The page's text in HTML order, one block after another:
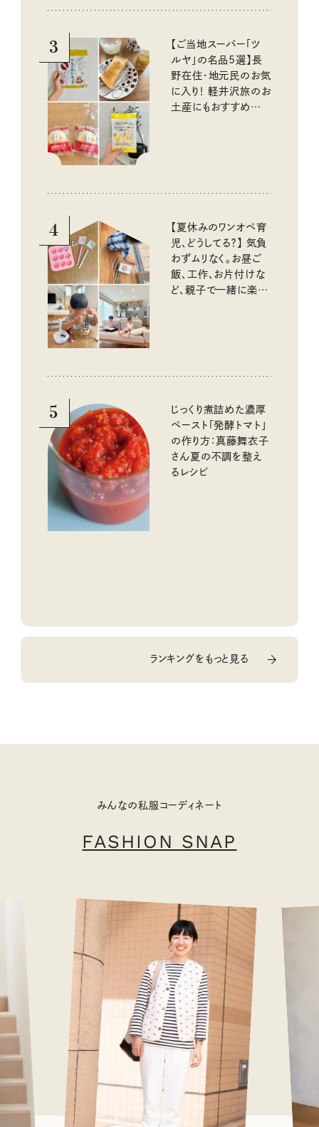
3
【ご当地スーパー「ツ
ルヤ」の名品5選】長
野在住・地元民のお気
に入り！ 軽井沢旅のお
土産にもおすすめのお
4
【夏休みのワンオペ育
児、どうしてる？】 気負
わずムリなく。お昼ご
飯、工作、お片付けな
ど、親子で一緒に楽し
5
じっくり煮詰めた濃厚
ペースト「発酵トマト」
の作り方：真藤舞衣子
さん夏の不調を整え
るレシピ
ランキングをもっと見る
みんなの私服コーディネート
FASHION SNAP